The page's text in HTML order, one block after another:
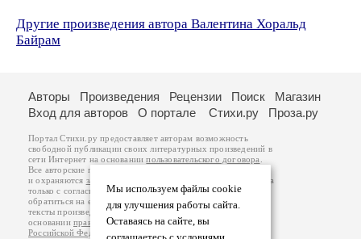
Другие произведения автора Валентина Хоральд
Байрам
Мы используем файлы cookie
для улучшения работы сайта.
Оставаясь на сайте, вы
Авторы Произведения Рецензии Поиск
Магазин
Вход для авторов
О портале Стихи.ру Проза.ру
Портал Стихи.ру предоставляет авторам возможность
свободной публикации своих литературных произведений в
сети Интернет на основаниипользовательского договора
Все авторские права на произведения принадлежат авторам
и охраняются законом
. Перепечатка произведений возможна
только с согласия его автора, к которому вы можете
обратиться на его авторской странице. Ответственность за
тексты произведений авторы несут самостоятельно на
основанииправил публикацииизаконодательства
Российской Федерации